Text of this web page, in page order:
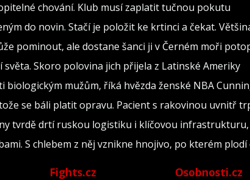
chování. Klub musí zaplatit tučnou pokutu
do novin. Stačí je položit ke krtinci a čekat.
pominout, ale dostane šanci ji v Černém moři
Skoro polovina jich přijela z Latinské Ameriky
mužům, říká hvězda ženské NBA
se báli platit opravu. Pacient s rakovinou uvnitř
tvrdě drtí ruskou logistiku i klíčovou
S chlebem z něj vznikne hnojivo, po kterém plodí
Fights.cz Osobnosti.cz